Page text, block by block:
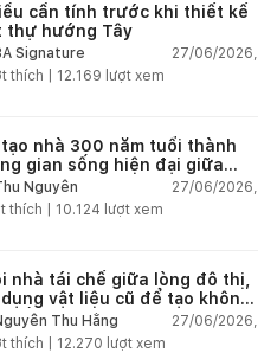
cần tính trước khi thiết kế
thự hướng Tây
Signature
27/06/2026,
thích | 12.169 lượt xem
tạo nhà 300 năm tuổi thành
gian sống hiện đại giữa
nhiên
Nguyễn
27/06/2026,
thích | 10.124 lượt xem
nhà tái chế giữa lòng đô thị,
vật liệu cũ để tạo không
sống linh hoạt
Thu Hằng
27/06/2026,
thích | 12.270 lượt xem